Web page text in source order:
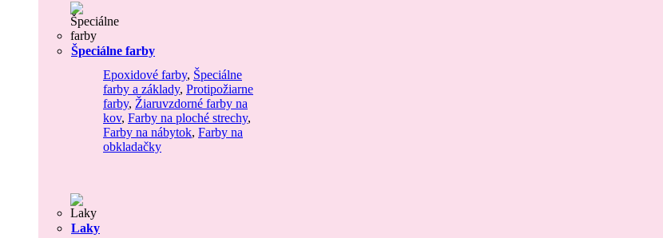
Špeciálne farby
Epoxidové farby, Špeciálne
farby a základy, Protipožiarne
farby, Žiaruvzdorné farby na
kov, Farby na ploché strechy,
Farby na nábytok, Farby na
obkladačky
Laky